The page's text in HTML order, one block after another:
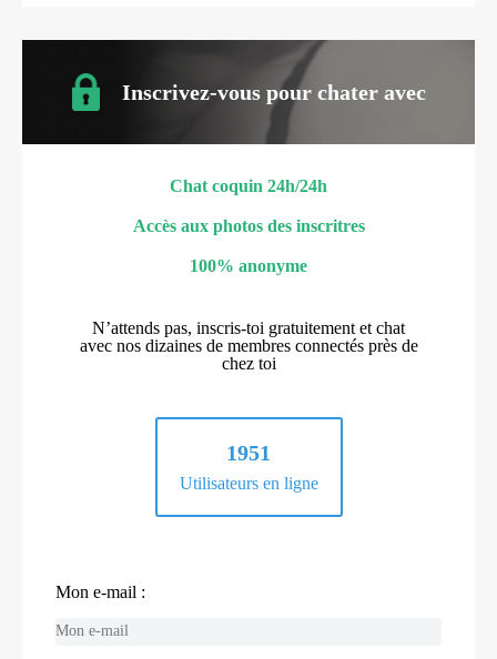
Inscrivez-vous pour chater avec
Chat coquin 24h/24h
Accès aux photos des inscritres
100% anonyme
N’attends pas, inscris-toi gratuitement et chat
avec nos dizaines de membres connectés près de
chez toi
1951
Utilisateurs en ligne
Mon e-mail :